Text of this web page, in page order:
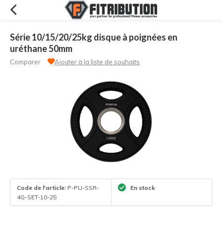
Série 10/15/20/25kg disque à poignées en
uréthane 50mm
Comparer Ajouter à la liste de souhaits
Code de l'article: P-PU-SSR-
4G-SET-10-25
En stock